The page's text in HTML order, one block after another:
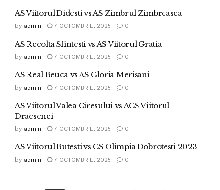
AS Viitorul Didesti vs AS Zimbrul Zimbreasca
by admin 7 OCTOMBRIE, 2025 0
AS Recolta Sfintesti vs AS Viitorul Gratia
by admin 7 OCTOMBRIE, 2025 0
AS Real Beuca vs AS Gloria Merisani
by admin 7 OCTOMBRIE, 2025 0
AS Viitorul Valea Ciresului vs ACS Viitorul
Dracsenei
by admin 7 OCTOMBRIE, 2025 0
AS Viitorul Butesti vs CS Olimpia Dobrotesti 2023
by admin 7 OCTOMBRIE, 2025 0